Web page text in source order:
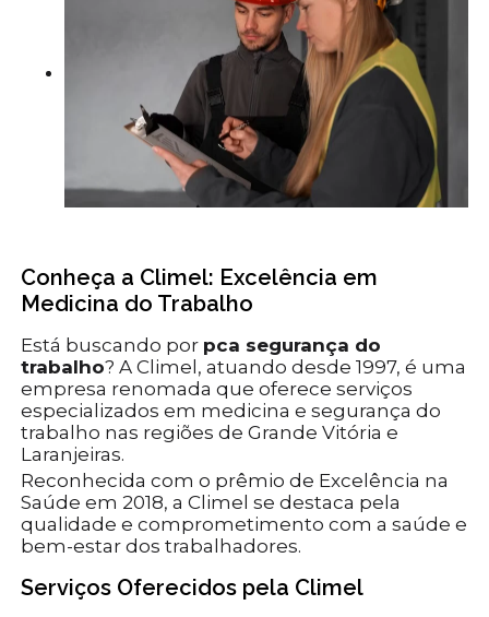
Conheça a Climel: Excelência em
Medicina do Trabalho
Está buscando por pca segurança do
trabalho? A Climel, atuando desde 1997, é uma
empresa renomada que oferece serviços
especializados em medicina e segurança do
trabalho nas regiões de Grande Vitória e
Laranjeiras.
Reconhecida com o prêmio de Excelência na
Saúde em 2018, a Climel se destaca pela
qualidade e comprometimento com a saúde e
bem-estar dos trabalhadores.
Serviços Oferecidos pela Climel